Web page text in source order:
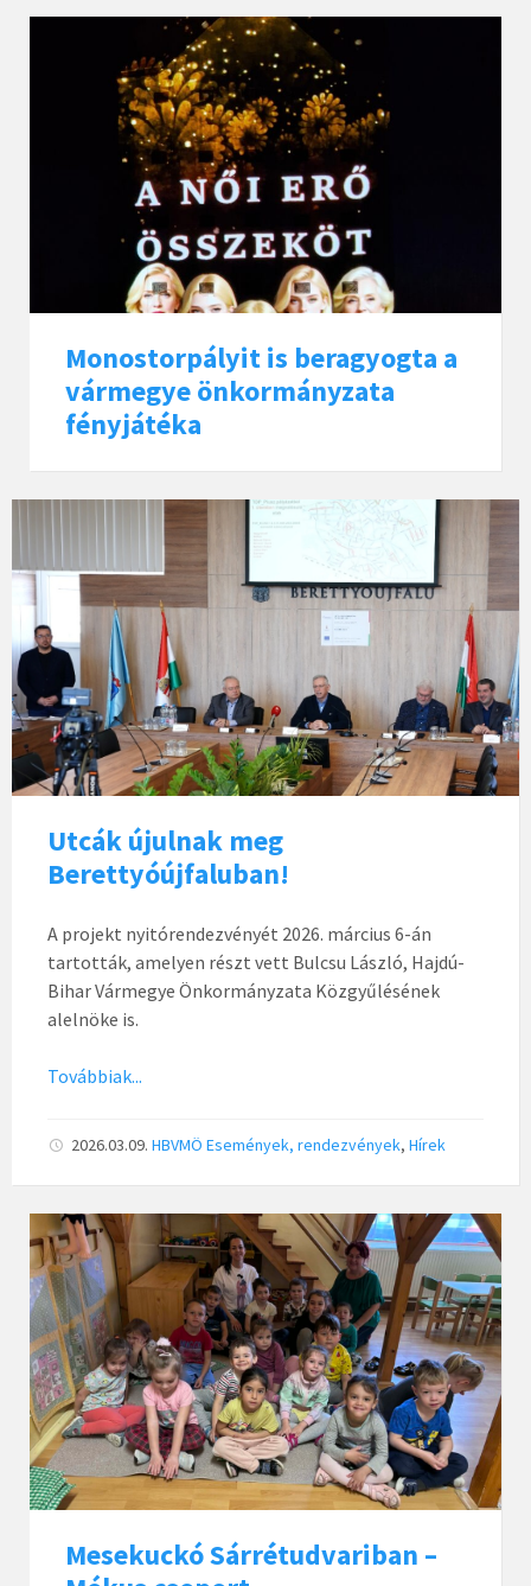
Monostorpályit is beragyogta a
vármegye önkormányzata
fényjátéka
Utcák újulnak meg
Berettyóújfaluban!
A projekt nyitórendezvényét 2026. március 6-án
tartották, amelyen részt vett Bulcsu László, Hajdú-
Bihar Vármegye Önkormányzata Közgyűlésének
alelnöke is.
Továbbiak...
2026.03.09. HBVMÖ Események, rendezvények, Hírek
Mesekuckó Sárrétudvariban –